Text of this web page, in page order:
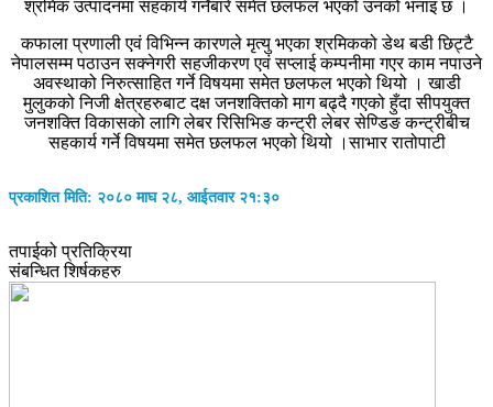
श्रमिक उत्पादनमा सहकार्य गर्नेबारे समेत छलफल भएको उनको भनाइ छ ।
कफाला प्रणाली एवं विभिन्न कारणले मृत्यु भएका श्रमिकको डेथ बडी छिट्टै
नेपालसम्म पठाउन सक्नेगरी सहजीकरण एवं सप्लाई कम्पनीमा गएर काम नपाउने
अवस्थाको निरुत्साहित गर्ने विषयमा समेत छलफल भएको थियो । खाडी
मुलुकको निजी क्षेत्रहरुबाट दक्ष जनशक्तिको माग बढ्दै गएको हुँदा सीपयुक्त
जनशक्ति विकासको लागि लेबर रिसिभिङ कन्ट्री लेबर सेण्डिङ कन्ट्रीबीच
सहकार्य गर्ने विषयमा समेत छलफल भएको थियो ।साभार रातोपाटी
प्रकाशित मिति: २०८० माघ २८, आईतवार २१:३०
तपाईको प्रतिक्रिया
संबन्धित शिर्षकहरु